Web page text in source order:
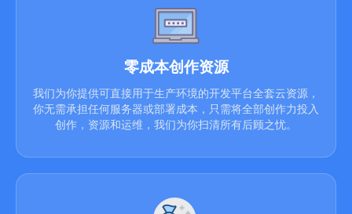
零成本创作资源
我们为你提供可直接用于生产环境的开发平台全套云资源，
你无需承担任何服务器或部署成本，只需将全部创作力投入
创作，资源和运维，我们为你扫清所有后顾之忧。